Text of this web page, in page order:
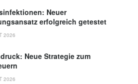
Neuer
erfolgreich getestet
2026
Neue Strategie zum
2026